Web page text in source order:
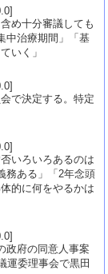
め十分審議しても
中治療期間」「基
いく」
で決定する。特定
いろいろあるのは
務ある」「2年念頭
的に何をやるかは
政府の同意人事案
運委理事会で黒田